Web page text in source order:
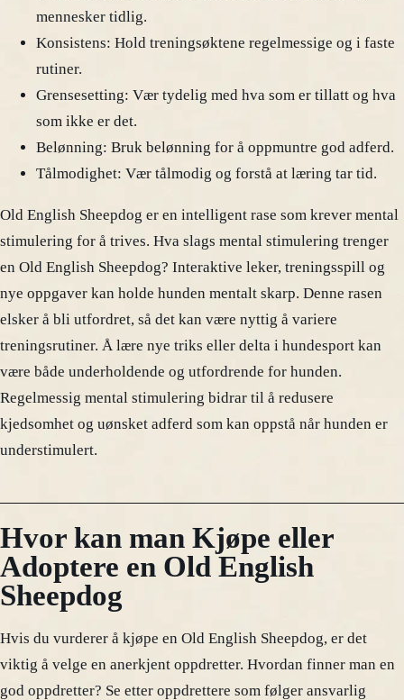
mennesker tidlig.
Konsistens: Hold treningsøktene regelmessige og i faste
rutiner.
Grensesetting: Vær tydelig med hva som er tillatt og hva
som ikke er det.
Belønning: Bruk belønning for å oppmuntre god adferd.
Tålmodighet: Vær tålmodig og forstå at læring tar tid.
Old English Sheepdog er en intelligent rase som krever mental
stimulering for å trives. Hva slags mental stimulering trenger
en Old English Sheepdog? Interaktive leker, treningsspill og
nye oppgaver kan holde hunden mentalt skarp. Denne rasen
elsker å bli utfordret, så det kan være nyttig å variere
treningsrutiner. Å lære nye triks eller delta i hundesport kan
være både underholdende og utfordrende for hunden.
Regelmessig mental stimulering bidrar til å redusere
kjedsomhet og uønsket adferd som kan oppstå når hunden er
understimulert.
Hvor kan man Kjøpe eller
Adoptere en Old English
Sheepdog
Hvis du vurderer å kjøpe en Old English Sheepdog, er det
viktig å velge en anerkjent oppdretter. Hvordan finner man en
god oppdretter? Se etter oppdrettere som følger ansvarlig